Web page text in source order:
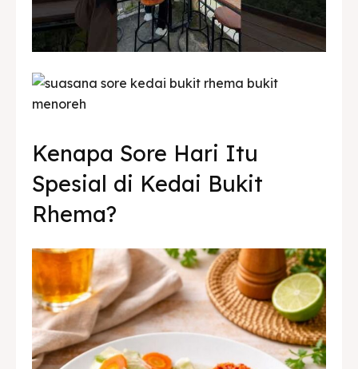
Kenapa Sore Hari Itu
Spesial di Kedai Bukit
Rhema?